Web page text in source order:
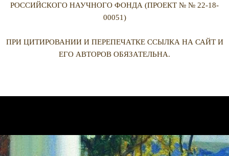
РОССИЙСКОГО НАУЧНОГО ФОНДА (ПРОЕКТ № № 22-18-
00051)
ПРИ ЦИТИРОВАНИИ И ПЕРЕПЕЧАТКЕ ССЫЛКА НА САЙТ И
ЕГО АВТОРОВ ОБЯЗАТЕЛЬНА.